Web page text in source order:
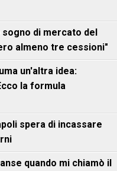
di mercato del
almeno tre cessioni"
un'altra idea:
la formula
spera di incassare
quando mi chiamò il